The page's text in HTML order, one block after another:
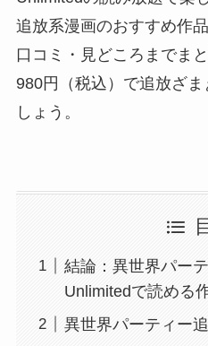
追放系漫画のおすすめ作
口コミ・見どころまでま
980円（税込）で追放ざ
しょう。
結論：異世界パー
Unlimitedで読める
異世界パーティー